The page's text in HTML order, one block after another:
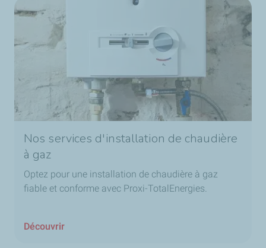
Nos services d'installation de chaudière
à gaz
Optez pour une installation de chaudière à gaz
fiable et conforme avec Proxi-TotalEnergies.
Découvrir